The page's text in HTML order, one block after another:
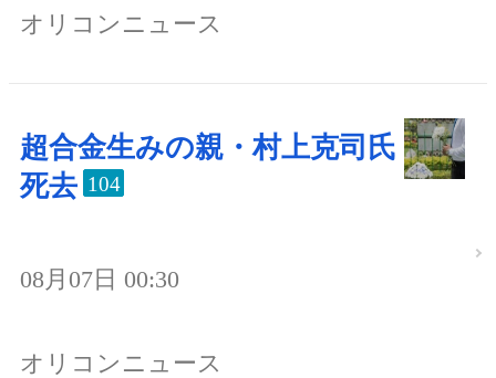
オリコンニュース
超合金生みの親・村上克司氏
死去 104
08月07日 00:30
オリコンニュース